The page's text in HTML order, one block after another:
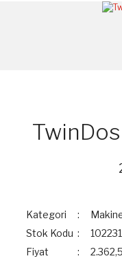
Kategori
Stok Kodu
Fiyat